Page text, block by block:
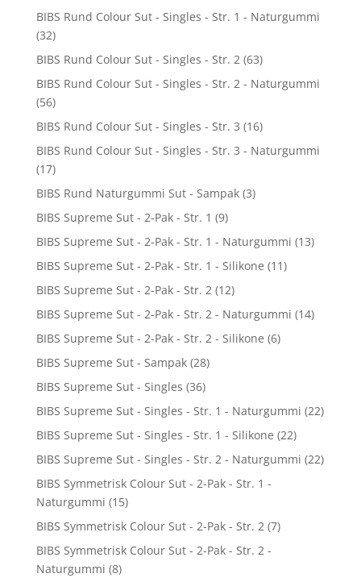
BIBS Rund Colour Sut - Singles - Str. 1 - Naturgummi
(32)
BIBS Rund Colour Sut - Singles - Str. 2 (63)
BIBS Rund Colour Sut - Singles - Str. 2 - Naturgummi
(56)
BIBS Rund Colour Sut - Singles - Str. 3 (16)
BIBS Rund Colour Sut - Singles - Str. 3 - Naturgummi
(17)
BIBS Rund Naturgummi Sut - Sampak (3)
BIBS Supreme Sut - 2-Pak - Str. 1 (9)
BIBS Supreme Sut - 2-Pak - Str. 1 - Naturgummi (13)
BIBS Supreme Sut - 2-Pak - Str. 1 - Silikone (11)
BIBS Supreme Sut - 2-Pak - Str. 2 (12)
BIBS Supreme Sut - 2-Pak - Str. 2 - Naturgummi (14)
BIBS Supreme Sut - 2-Pak - Str. 2 - Silikone (6)
BIBS Supreme Sut - Sampak (28)
BIBS Supreme Sut - Singles (36)
BIBS Supreme Sut - Singles - Str. 1 - Naturgummi (22)
BIBS Supreme Sut - Singles - Str. 1 - Silikone (22)
BIBS Supreme Sut - Singles - Str. 2 - Naturgummi (22)
BIBS Symmetrisk Colour Sut - 2-Pak - Str. 1 -
Naturgummi (15)
BIBS Symmetrisk Colour Sut - 2-Pak - Str. 2 (7)
BIBS Symmetrisk Colour Sut - 2-Pak - Str. 2 -
Naturgummi (8)